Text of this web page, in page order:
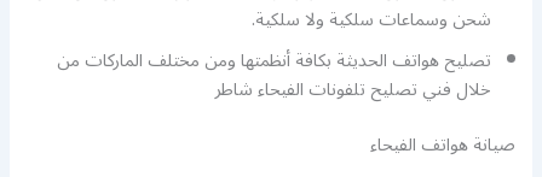
شحن وسماعات سلكية ولا سلكية.
تصليح هواتف الحديثة بكافة أنظمتها ومن مختلف الماركات من
خلال فني تصليح تلفونات الفيحاء شاطر
صيانة هواتف الفيحاء